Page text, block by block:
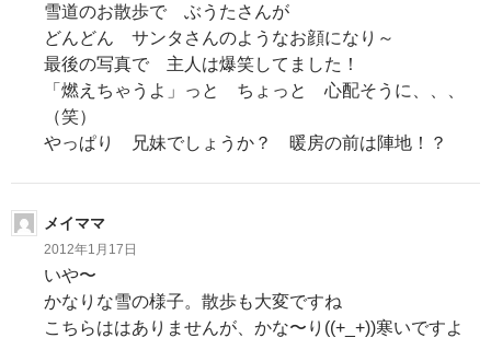
雪道のお散歩で ぶうたさんが
どんどん サンタさんのようなお顔になり～
最後の写真で 主人は爆笑してました！
「燃えちゃうよ」っと ちょっと 心配そうに、、、
（笑）
やっぱり 兄妹でしょうか？ 暖房の前は陣地！？
メイママ
2012年1月17日
いや〜
かなりな雪の様子。散歩も大変ですね
こちらははありませんが、かな〜り((+_+))寒いですよ